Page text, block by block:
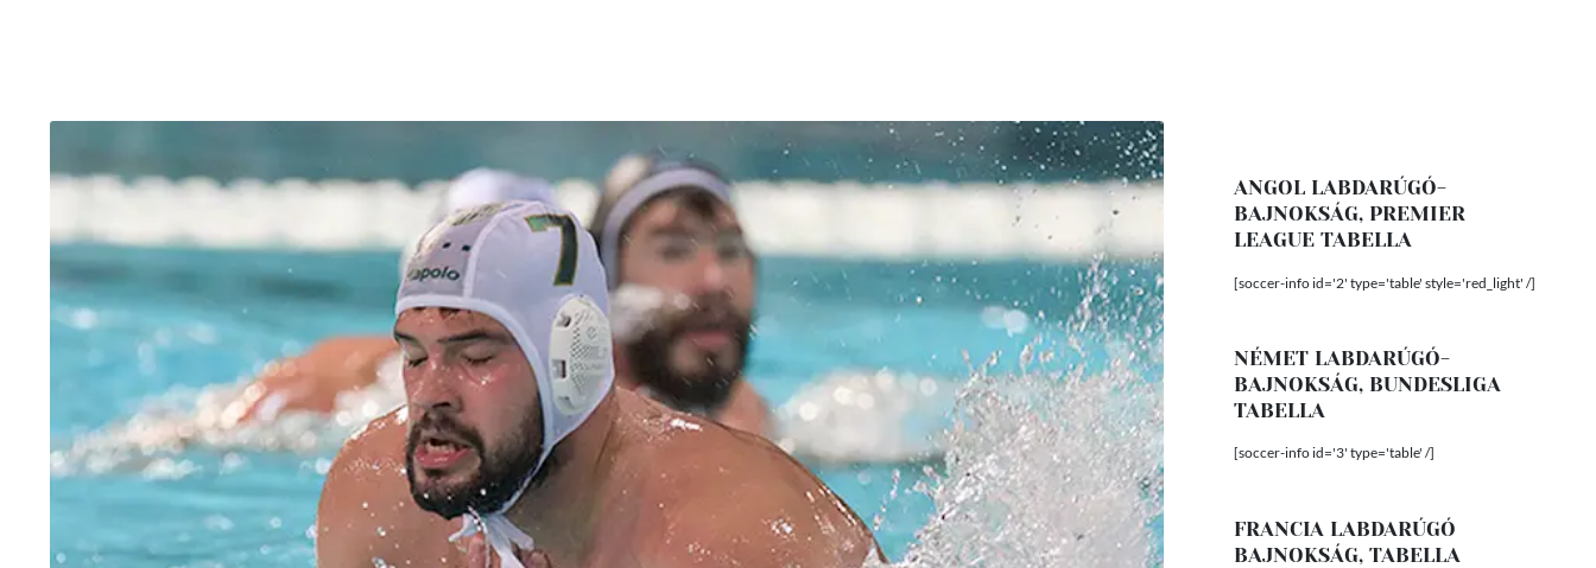
ANGOL LABDARÚGÓ-
BAJNOKSÁG, PREMIER
LEAGUE TABELLA
[soccer-info id='2' type='table' style='red_light' /]
NÉMET LABDARÚGÓ-
BAJNOKSÁG, BUNDESLIGA
TABELLA
[soccer-info id='3' type='table' /]
FRANCIA LABDARÚGÓ
BAJNOKSÁG, TABELLA